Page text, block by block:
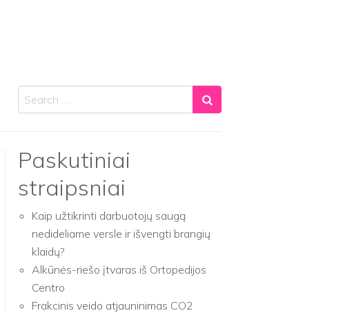
Search
Paskutiniai
straipsniai
Kaip užtikrinti darbuotojų saugą
nedideliame versle ir išvengti brangių
klaidų?
Alkūnės-riešo įtvaras iš Ortopedijos
Centro
Frakcinis veido atjauninimas CO2